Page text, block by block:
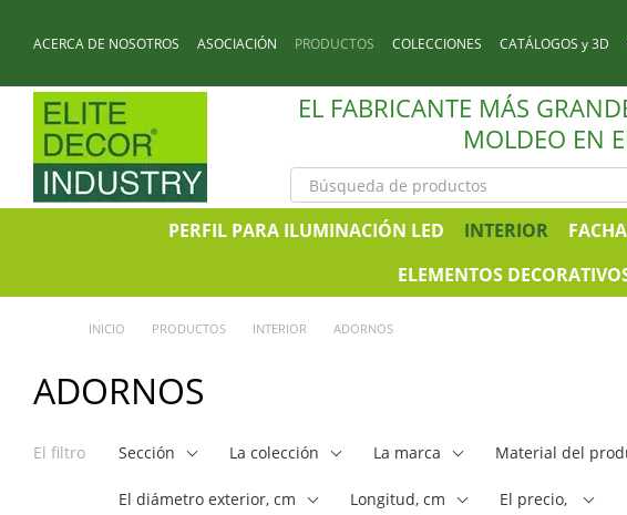
ACERCA DE NOSOTROS ASOCIACIÓN PRODUCTOS COLECCIONES CATÁLOGOS y 3D
EL FABRICANTE MÁS
MOLDEO EN
PERFIL PARA ILUMINACIÓN LED INTERIOR
ELEMENTOS
INICIO PRODUCTOS INTERIOR ADORNOS
ADORNOS
El filtro Sección La colección La marca Material del
El diámetro exterior, cm Longitud, сm El precio,